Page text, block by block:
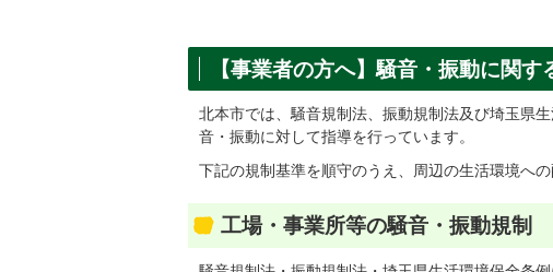
【事業者の方へ】騒音・振動に関
北本市では、騒音規制法、振動規制法及び埼玉県
音・振動に対して指導を行っています。
下記の規制基準を順守のうえ、周辺の生活環境への
工場・事業所等の騒音・振動規制